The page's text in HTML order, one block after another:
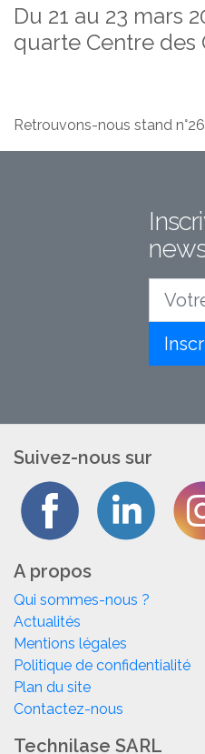
Du 21 au 23 mars
quarte Centre des
Retrouvons-nous stand
Suivez-nous sur
A propos
Qui sommes-nous ?
Actualités
Mentions légales
Politique de confidentialité
Plan du site
Contactez-nous
Technilase SARL